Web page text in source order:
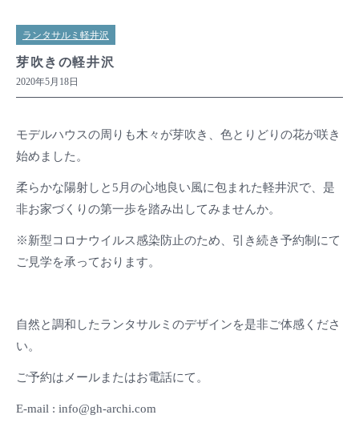
ランタサルミ軽井沢
芽吹きの軽井沢
2020年5月18日
モデルハウスの周りも木々が芽吹き、色とりどりの花が咲き
始めました。
柔らかな陽射しと5月の心地良い風に包まれた軽井沢で、是
非お家づくりの第一歩を踏み出してみませんか。
※新型コロナウイルス感染防止のため、引き続き予約制にて
ご見学を承っております。
自然と調和したランタサルミのデザインを是非ご体感くださ
い。
ご予約はメールまたはお電話にて。
E-mail : info@gh-archi.com